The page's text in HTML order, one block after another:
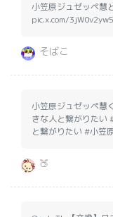
小笠原ジュゼッペ慧
pic.x.com/
そばこ
小笠原ジュゼッペ慧
きな人と繋がりたい
と繋がりたい #小笠
🍑